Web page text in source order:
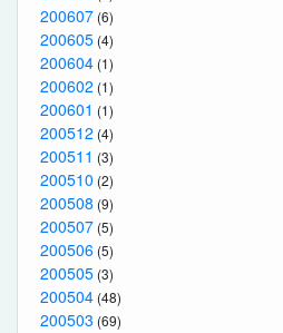
200607 (6)
200605 (4)
200604 (1)
200602 (1)
200601 (1)
200512 (4)
200511 (3)
200510 (2)
200508 (9)
200507 (5)
200506 (5)
200505 (3)
200504 (48)
200503 (69)